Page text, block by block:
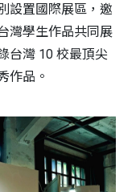
設置國際展區，邀
灣學生作品共同展
台灣 10 校最頂尖
作品。